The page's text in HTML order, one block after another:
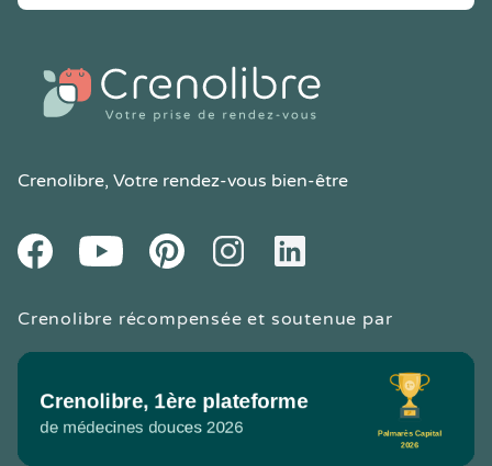
Crenolibre, Votre rendez-vous bien-être
FacebookYoutube PinteresetInstagramLinkedIn
Crenolibre récompensée et soutenue par